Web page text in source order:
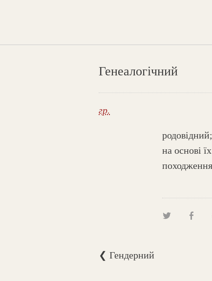
Генеалогічний
гр.
на основі
❮ Гендерний